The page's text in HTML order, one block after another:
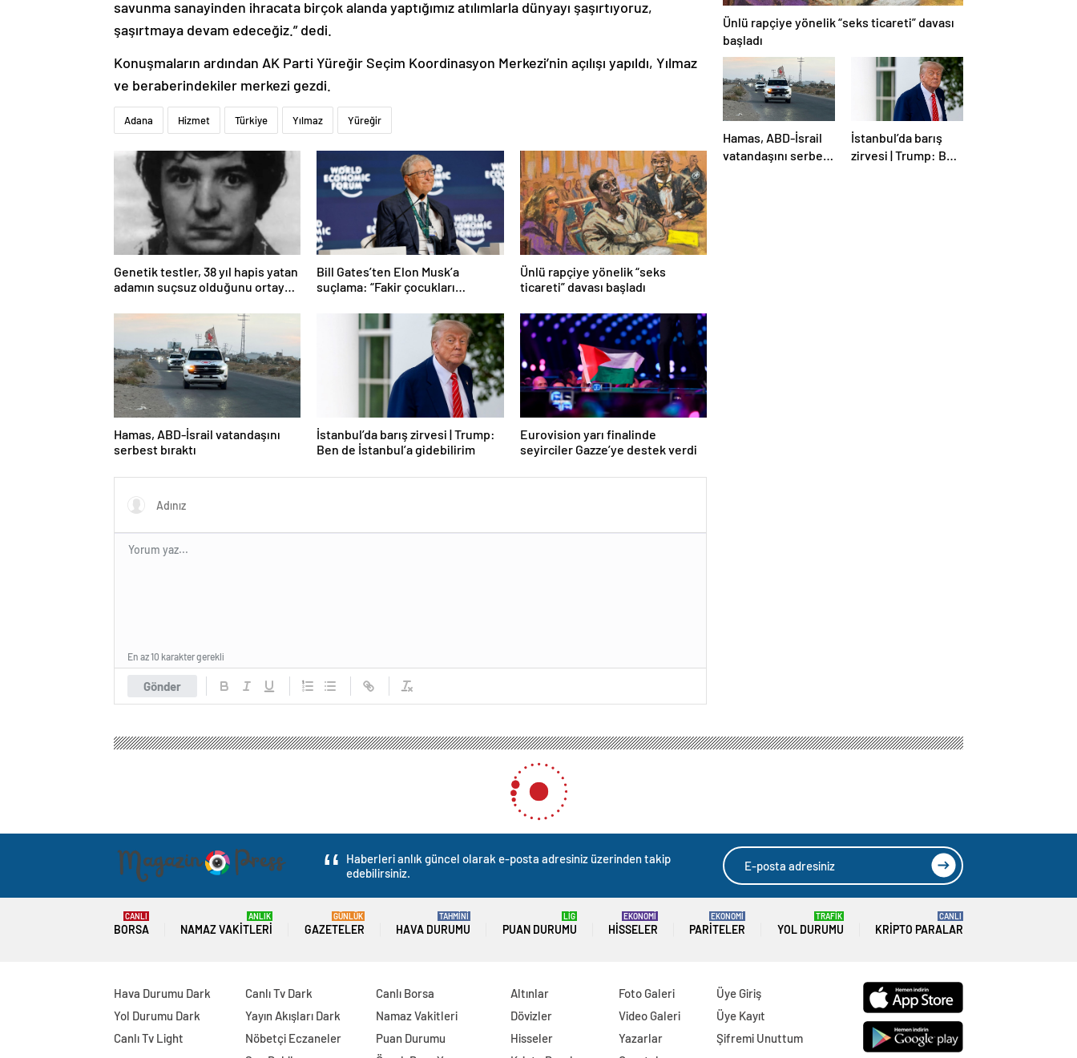
savunma sanayinden ihracata birçok alanda yaptığımız atılımlarla dünyayı şaşırtıyoruz,
şaşırtmaya devam edeceğiz.” dedi.
Konuşmaların ardından AK Parti Yüreğir Seçim Koordinasyon Merkezi’nin açılışı yapıldı, Yılmaz
ve beraberindekiler merkezi gezdi.
Adana Hizmet Türkiye Yılmaz Yüreğir
Genetik testler, 38 yıl hapis yatan
adamın suçsuz olduğunu ortaya
Bill Gates’ten Elon Musk’a
suçlama: “Fakir çocukları
Ünlü rapçiye yönelik “seks
ticareti” davası başladı
Hamas, ABD-İsrail vatandaşını
serbest bıraktı
İstanbul’da barış zirvesi | Trump:
Ben de İstanbul’a gidebilirim
Eurovision yarı finalinde
seyirciler Gazze’ye destek verdi
Gönder
En az 10 karakter gerekli
Ünlü rapçiye yönelik “seks ticareti” davası
başladı
Hamas, ABD-İsrail
vatandaşını serbest
İstanbul’da barış
zirvesi | Trump: Ben
Haberleri anlık güncel olarak e-posta adresiniz üzerinden takip
edebilirsiniz.
BORSA
CANLI
NAMAZ VAKITLERI
ANLIK
GAZETELER
GÜNLÜK
HAVA DURUMU
TAHMİNİ
PUAN DURUMU
LİG
HISSELER
EKONOMİ
PARITELER
EKONOMİ
YOL DURUMU
TRAFİK
KRIPTO PARALAR
CANLI
Hava Durumu Dark
Yol Durumu Dark
Canlı Tv Light
Canlı Tv Dark
Yayın Akışları Dark
Nöbetçi Eczaneler
Canlı Borsa
Namaz Vakitleri
Puan Durumu
Altınlar
Dövizler
Hisseler
Foto Galeri
Video Galeri
Yazarlar
Üye Giriş
Üye Kayıt
Şifremi Unuttum